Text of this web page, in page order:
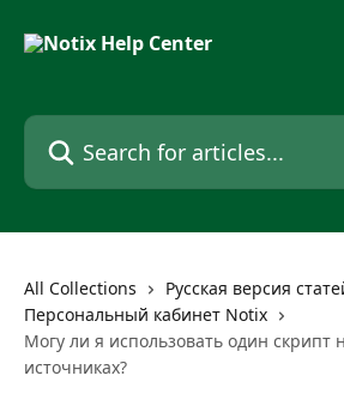
Search for articles...
All Collections
Русская версия
Персональный кабинет Notix
Могу ли я использовать один скрипт
источниках?